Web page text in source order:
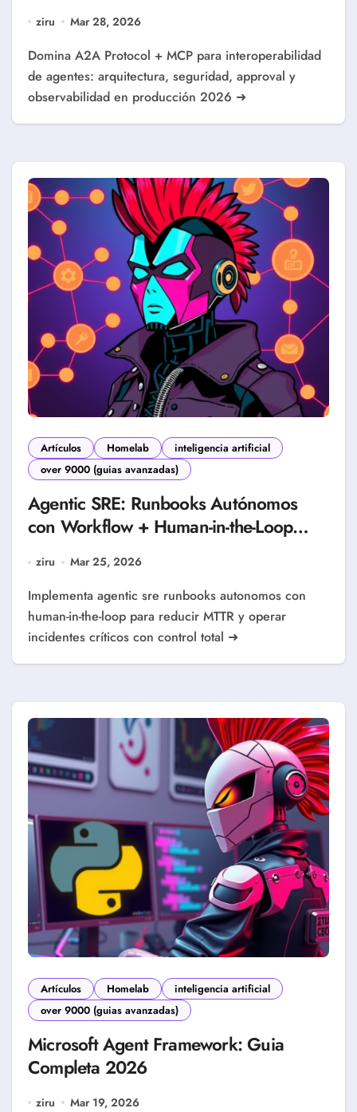
ziru Mar 28, 2026
Domina A2A Protocol + MCP para interoperabilidad
de agentes: arquitectura, seguridad, approval y
observabilidad en producción 2026 ➜
Artículos Homelab
inteligencia artificial
over 9000 (guias avanzadas)
Agentic SRE: Runbooks Autónomos
con Workflow + Human-in-the-Loop
ziru Mar 25, 2026
Implementa agentic sre runbooks autonomos con
human-in-the-loop para reducir MTTR y operar
incidentes críticos con control total ➜
Artículos Homelab
inteligencia artificial
over 9000 (guias avanzadas)
Microsoft Agent Framework: Guia
Completa 2026
ziru Mar 19, 2026